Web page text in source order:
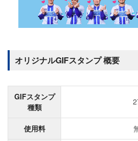
オリジナルGIFスタンプ 概要
GIFスタンプ
種類
使用料